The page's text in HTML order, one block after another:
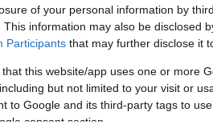
of your personal information by
This information may also be disclosed
Participants that may further disclose it
that this website/app uses one or more
but not limited to your visit or
to Google and its third-party tags to
consent section.